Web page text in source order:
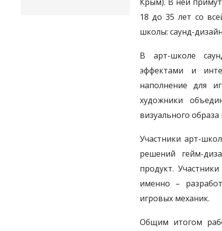
18 до 35 лет со
школы: саунд-
В арт-школе
эффектами и
наполнение для
художники
визуального
Участники арт-
решений гейм-
продукт.
именно –
игровых механик.
Общим итогом